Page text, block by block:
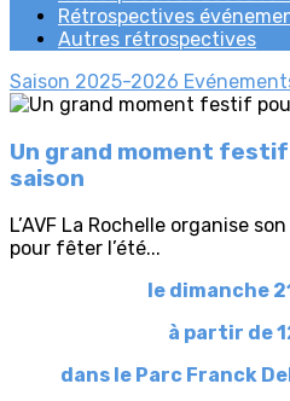
Rétrospectives
Autres rétrospectives
Saison 2025-2026
Un grand moment
saison
L’AVF La Rochelle organise
pour fêter l’été...
le dimanche
à partir de
dans le Parc Franck